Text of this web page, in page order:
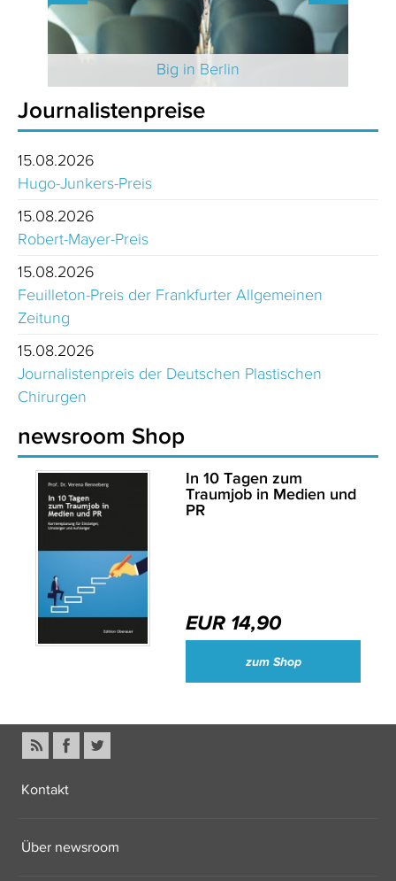
Big in Berlin
Journalistenpreise
15.08.2026
Hugo-Junkers-Preis
15.08.2026
Robert-Mayer-Preis
15.08.2026
Feuilleton-Preis der Frankfurter Allgemeinen
Zeitung
15.08.2026
Journalistenpreis der Deutschen Plastischen
Chirurgen
newsroom Shop
In 10 Tagen zum
Traumjob in Medien und
PR
EUR 14,90
zum Shop
Kontakt
Über newsroom